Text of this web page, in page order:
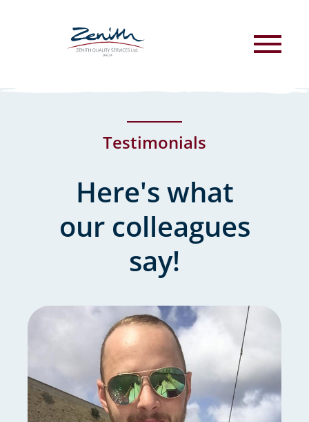
Testimonials
Here's what
our colleagues
say!